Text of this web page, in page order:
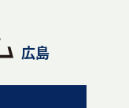
広島